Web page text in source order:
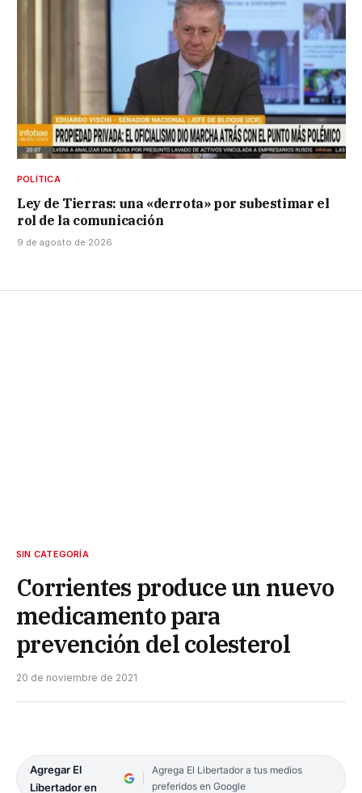
POLÍTICA
Ley de Tierras: una «derrota» por subestimar el
rol de la comunicación
9 de agosto de 2026
SIN CATEGORÍA
Corrientes produce un nuevo
medicamento para
prevención del colesterol
20 de noviembre de 2021
Agregar El
Libertador en
Agrega El Libertador a tus medios
preferidos en Google